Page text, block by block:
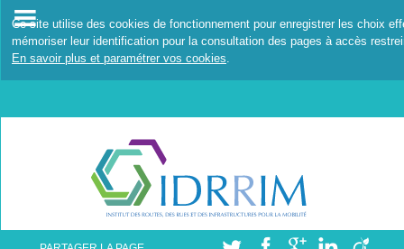
Ce site utilise des cookies de fonctionnement pour enregistrer les choix
mémoriser leur identification pour la consultation des pages à accès
En savoir plus et paramétrer vos cookies